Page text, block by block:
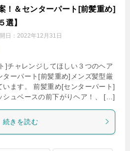
！＆センターパート[前髪重め]
選】
日： 2022年12月31日
]チャレンジしてほしい３つのヘア
ターパート[前髪重め]メンズ髪型厳
います。 前髪重め[センターパート]
シュベースの前下がりヘア！、 […]
続きを読む